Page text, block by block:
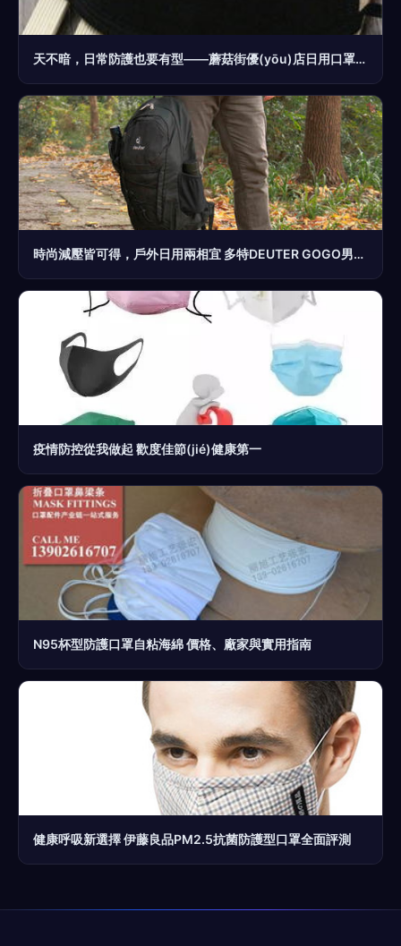
天不暗，日常防護也要有型——蘑菇街優(yōu)店日用口罩推薦
時尚減壓皆可得，戶外日用兩相宜 多特DEUTER GOGO男女登山包體驗
疫情防控從我做起 歡度佳節(jié)健康第一
N95杯型防護口罩自粘海綿 價格、廠家與實用指南
健康呼吸新選擇 伊藤良品PM2.5抗菌防護型口罩全面評測